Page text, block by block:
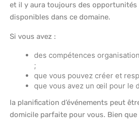
et il y aura toujours des opportunités
disponibles dans ce domaine.
Si vous avez :
des compétences
;
que vous pouvez créer et
que vous avez un œil pour le
la planification d’événements peut
domicile parfaite pour vous. Bien